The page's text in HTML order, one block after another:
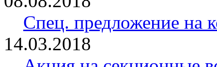
Спец. предложение на
14.03.2018